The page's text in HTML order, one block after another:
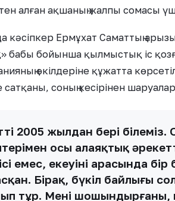
алған ақшаның жалпы сомасы
кәсіпкер Ермұхат Саматтың
бабы бойынша қылмыстық іс
өкілдеріне құжатта
сатқаны, соның кесірінен
2005 жылдан бері
осы алаяқтық
емес, екеуінің арасында
Бірақ, бүкіл байлығы
тұр. Мені шошындырғаны,